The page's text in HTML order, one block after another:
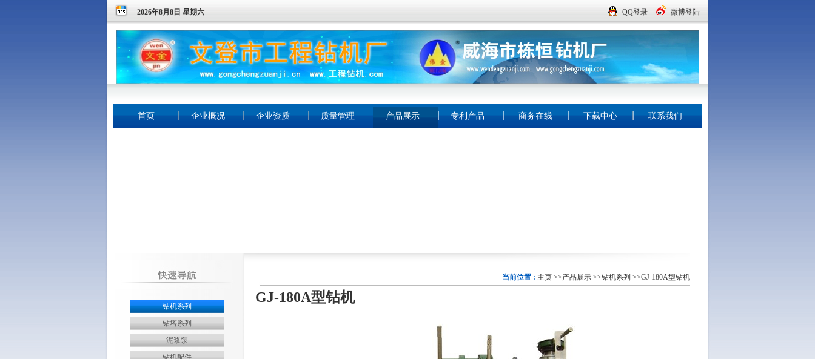
2026年8月8日 星期六 QQ登录 微博登陆
首页 企业概况 企业资质 质量管理 产品展示 专利产品 商务在线 下载中心 联系我们
当前位置 : 主页 >>产品展示 >>钻机系列 >>GJ-180A型钻机
GJ-180A型钻机
钻机系列
钻塔系列
泥浆泵
钻机配件